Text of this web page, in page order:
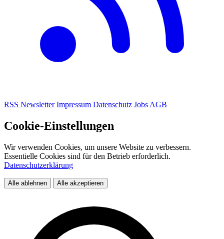
RSS Newsletter Impressum Datenschutz Jobs AGB
Cookie-Einstellungen
Wir verwenden Cookies, um unsere Website zu verbessern.
Essentielle Cookies sind für den Betrieb erforderlich.
Datenschutzerklärung
Alle ablehnen Alle akzeptieren